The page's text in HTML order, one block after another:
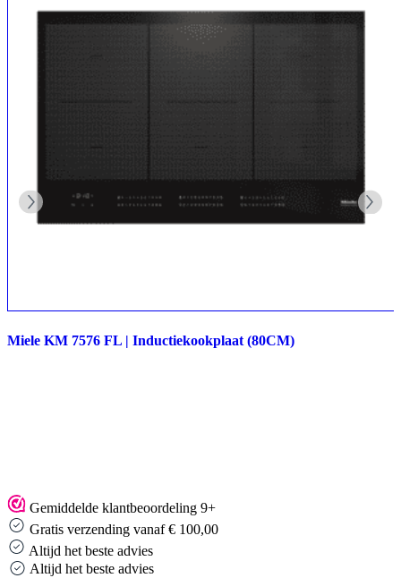
Miele KM 7576 FL | Inductiekookplaat (80CM)
Gemiddelde klantbeoordeling 9+
Gratis verzending vanaf € 100,00
Altijd het beste advies
Altijd het beste advies